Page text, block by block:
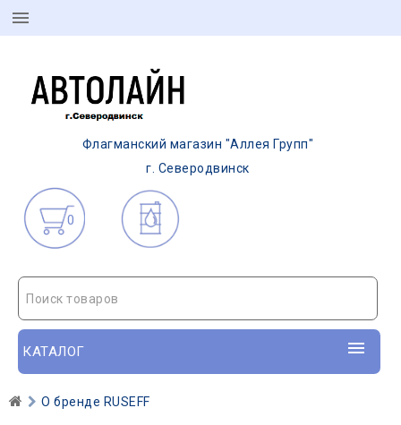
Флагманский магазин "Аллея Групп"
г. Северодвинск
0
Поиск товаров
КАТАЛОГ
О бренде RUSEFF